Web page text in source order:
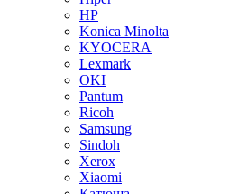
HP
Konica Minolta
KYOCERA
Lexmark
OKI
Pantum
Ricoh
Samsung
Sindoh
Xerox
Xiaomi